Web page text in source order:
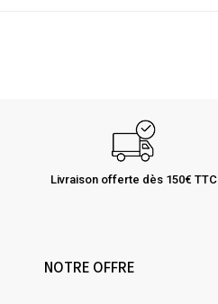
Livraison offerte dès 150€ TTC
NOTRE OFFRE